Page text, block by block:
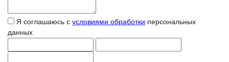
Я соглашаюсь с условиями обработки персональных
данных